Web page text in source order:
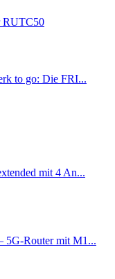
RUTC50
to go: Die FRI...
mit 4 An...
5G-Router mit M1...